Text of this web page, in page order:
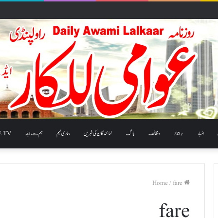
اخبار برانڈز وظائف بلاگ نمائندگان کی خبریں ہماری ٹیم ہم سے رابطہ TV
/ fare
fare